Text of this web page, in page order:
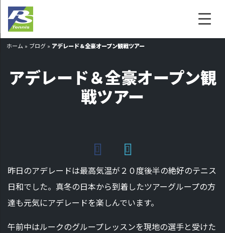
ホーム » ブログ » アデレード＆全豪オープン観戦ツアー
アデレード＆全豪オープン観
戦ツアー
昨日のアデレードは最高気温が２０度後半の絶好のテニス
日和でした。真冬の日本から到着したツアーグループの方
達も元気にアデレードを楽しんでいます。
午前中はルークのグループレッスンを現地の選手と受けた